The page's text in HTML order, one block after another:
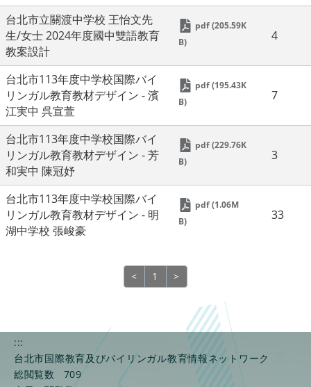
台北市立關渡中学校 王怡文先
生/女士 2024年度國中雙語教育
教案設計
pdf (205.59K
B)
4
台北市113年度中学校国際バイ
リンガル教育教材デザイン - 濱
江実中 呉宣萱
pdf (195.43K
B)
7
台北市113年度中学校国際バイ
リンガル教育教材デザイン - 芳
和実中 陳冠妤
pdf (229.76K
B)
3
台北市113年度中学校国際バイ
リンガル教育教材デザイン - 明
湖中学校 張峻豪
pdf (1.06M
B)
33
< 前のページ
1 >
:::
台北市国際教育及びバイリンガル教育情報ネットワーク
総閲覧数
709